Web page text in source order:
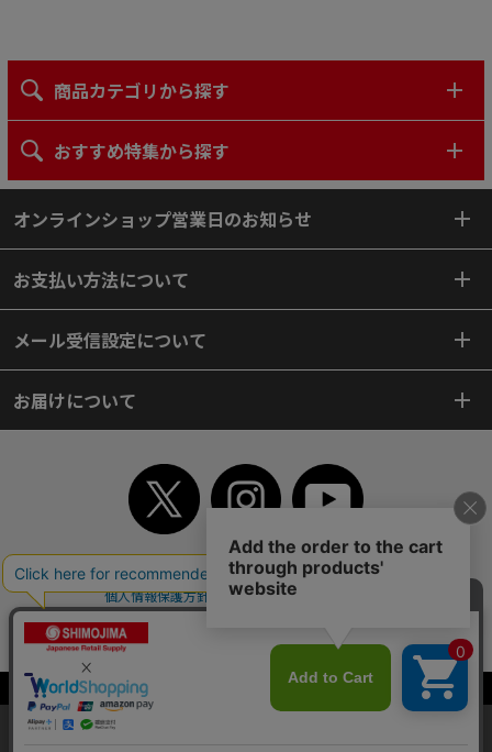
当サイトはクッキー（Cookie）を使用しています。Cookieの使用に同意いた
だける場合は「OK」をクリックしてください。
商品カテゴリから探す
おすすめ特集から探す
オンラインショップ営業日のお知らせ
お支払い方法について
メール受信設定について
お届けについて
TOP 初めてご利用のお客様へ ご利用案内
ご利用規約
個人情報保護方針
特定商取引法
よくあるご質問
お問い合わせ
サイトマップ
Copyright© 2018 SHIMOJIMA Co.,Ltd. All Rights Reserved.